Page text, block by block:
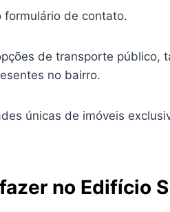
formulário de contato.
de transporte público,
no bairro.
únicas de imóveis
no Edifício